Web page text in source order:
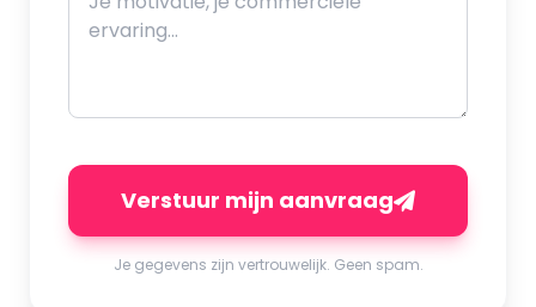
Verstuur mijn aanvraag
Je gegevens zijn vertrouwelijk. Geen spam.